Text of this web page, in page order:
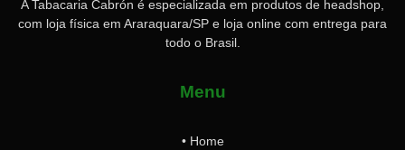
A Tabacaria Cabrón é especializada em produtos de headshop,
com loja física em Araraquara/SP e loja online com entrega para
todo o Brasil.
Menu
• Home